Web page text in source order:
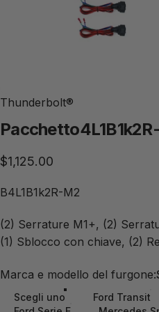
Thunderbolt®
Pacchetto
$1,125.00
B4L1B1k2R-M2
(2) Serrature M1+, (2)
(1) Sblocco con chiave, (2)
Marca e modello del furgone:
Marca e modello del furgone:
Scegli uno Ford Transit